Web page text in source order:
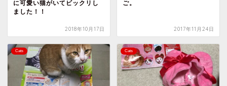
に可愛い猫がいてビックリし
ました！！
2018年10月17日
ご。
2017年11月24日
Cats Cats